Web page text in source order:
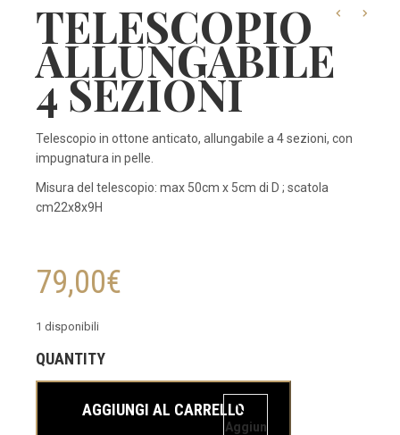
TELESCOPIO
ALLUNGABILE
4 SEZIONI
Telescopio in ottone anticato, allungabile a 4 sezioni, con
impugnatura in pelle.
Misura del telescopio: max 50cm x 5cm di D ; scatola
cm22x8x9H
79,00€
1 disponibili
TELESCOPIO
ALLUNGABILEAGGIUNGI AL CARRELLO
Aggiun